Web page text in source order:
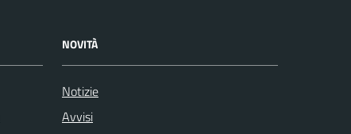
NOVITÀ
Notizie
Avvisi